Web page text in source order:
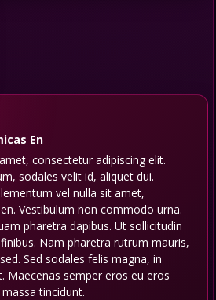
En
consectetur adipiscing elit.
sodales velit id, aliquet dui.
vel nulla sit amet,
Vestibulum non commodo urna.
pharetra dapibus. Ut sollicitudin
Nam pharetra rutrum mauris,
Sed sodales felis magna, in
Maecenas semper eros eu eros
tincidunt.